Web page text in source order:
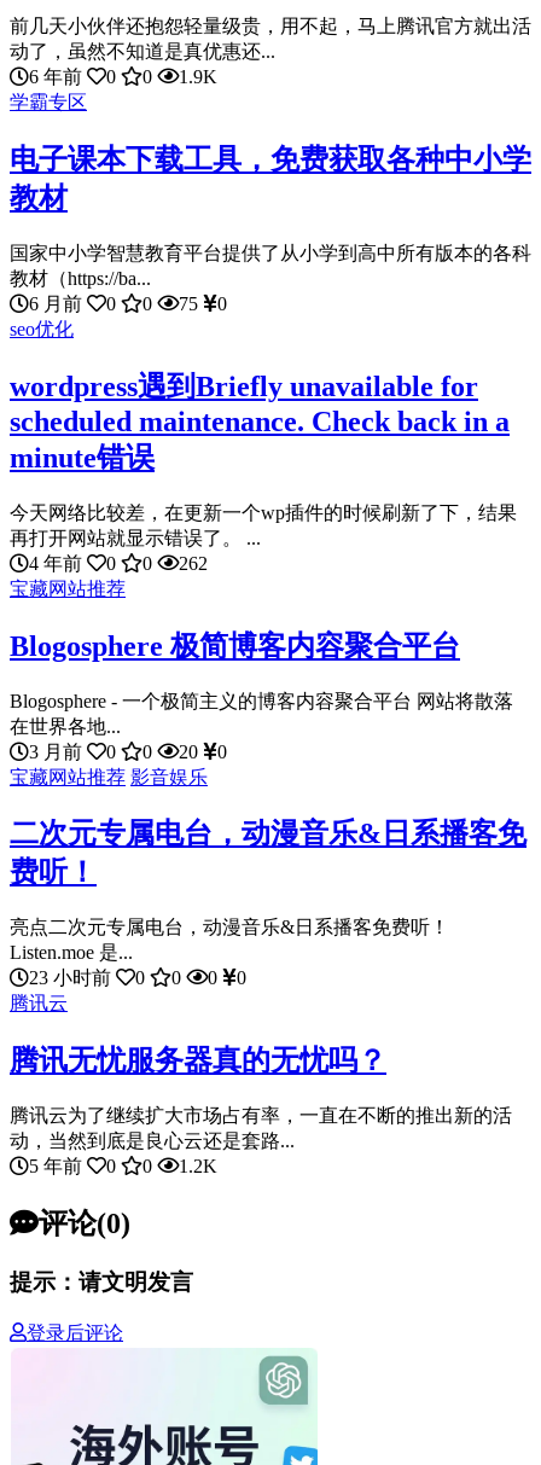
前几天小伙伴还抱怨轻量级贵，用不起，马上腾讯官方就出活
动了，虽然不知道是真优惠还...
6 年前
0 0
1.9K
学霸专区
电子课本下载工具，免费获取各种中小学
教材
国家中小学智慧教育平台提供了从小学到高中所有版本的各科
教材（https://ba...
6 月前
0 0 75
0
seo优化
wordpress遇到Briefly unavailable for
scheduled maintenance. Check back in a
minute错误
今天网络比较差，在更新一个wp插件的时候刷新了下，结果
再打开网站就显示错误了。 ...
4 年前
0 0
262
宝藏网站推荐
Blogosphere 极简博客内容聚合平台
Blogosphere - 一个极简主义的博客内容聚合平台 网站将散落
在世界各地...
3 月前
0 0 20
0
宝藏网站推荐 影音娱乐
二次元专属电台，动漫音乐&日系播客免
费听！
亮点二次元专属电台，动漫音乐&日系播客免费听！
Listen.moe 是...
23 小时前
0 0 0
0
腾讯云
腾讯无忧服务器真的无忧吗？
腾讯云为了继续扩大市场占有率，一直在不断的推出新的活
动，当然到底是良心云还是套路...
5 年前
0 0 1.2K
评论(0)
提示：请文明发言
登录后评论